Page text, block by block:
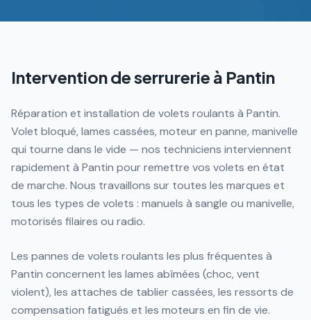
Intervention de serrurerie à Pantin
Réparation et installation de volets roulants à Pantin.
Volet bloqué, lames cassées, moteur en panne, manivelle
qui tourne dans le vide — nos techniciens interviennent
rapidement à Pantin pour remettre vos volets en état
de marche. Nous travaillons sur toutes les marques et
tous les types de volets : manuels à sangle ou manivelle,
motorisés filaires ou radio.
Les pannes de volets roulants les plus fréquentes à
Pantin concernent les lames abîmées (choc, vent
violent), les attaches de tablier cassées, les ressorts de
compensation fatigués et les moteurs en fin de vie.